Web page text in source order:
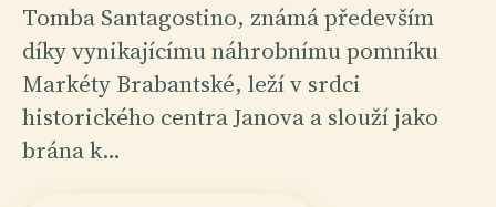
Tomba Santagostino, známá především
díky vynikajícímu náhrobnímu pomníku
Markéty Brabantské, leží v srdci
historického centra Janova a slouží jako
brána k…